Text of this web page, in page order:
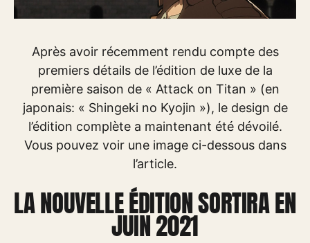
Après avoir récemment rendu compte des
premiers détails de l’édition de luxe de la
première saison de « Attack on Titan » (en
japonais: « Shingeki no Kyojin »), le design de
l’édition complète a maintenant été dévoilé.
Vous pouvez voir une image ci-dessous dans
l’article.
LA NOUVELLE ÉDITION SORTIRA EN
JUIN 2021